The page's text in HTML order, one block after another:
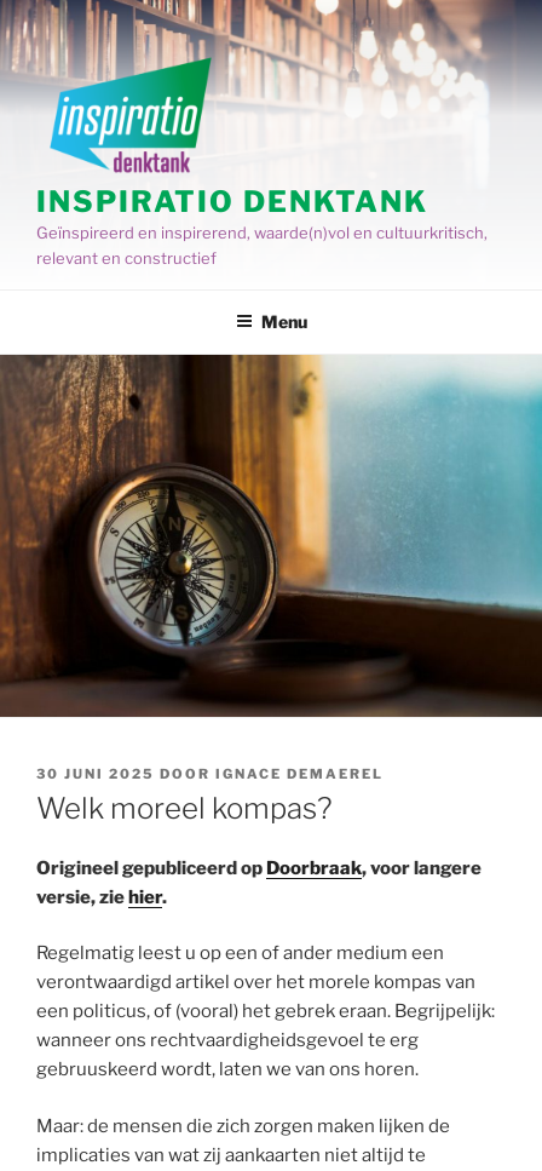
Spring
naar
de
inhoud
INSPIRATIO DENKTANK
Geïnspireerd en inspirerend, waarde(n)vol en cultuurkritisch,
relevant en constructief
Menu
GEPLAATST
OP
30 JUNI 2025 DOOR IGNACE DEMAEREL
Welk moreel kompas?
Origineel gepubliceerd op Doorbraak, voor langere
versie, ziehier.
Regelmatig leest u op een of ander medium een
verontwaardigd artikel over het morele kompas van
een politicus, of (vooral) het gebrek eraan. Begrijpelijk:
wanneer ons rechtvaardigheidsgevoel te erg
gebruuskeerd wordt, laten we van ons horen.
Maar: de mensen die zich zorgen maken lijken de
implicaties van wat zij aankaarten niet altijd te